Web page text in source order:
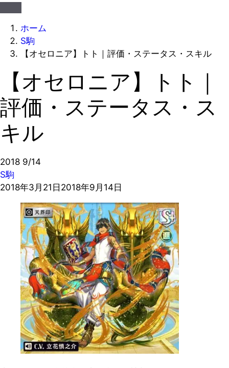
ホーム
S駒
【オセロニア】トト｜評価・ステータス・スキル
【オセロニア】トト｜
評価・ステータス・ス
キル
2018 9/14
S駒
2018年3月21日 2018年9月14日